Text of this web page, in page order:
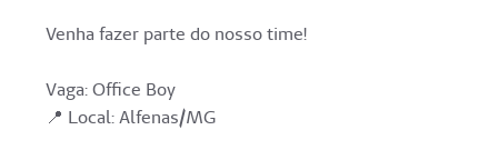
Venha fazer parte do nosso time!
Vaga: Office Boy
📍 Local: Alfenas/MG